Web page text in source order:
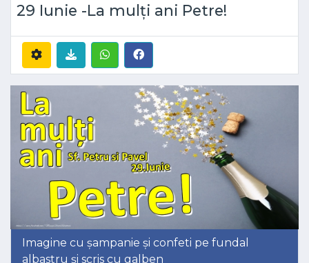
29 Iunie -La mulți ani Petre!
Imagine cu șampanie și confeti pe fundal
albastru și scris cu galben